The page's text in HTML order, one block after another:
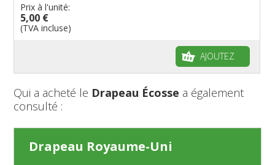
Prix à l'unité:
5,00 €
(TVA incluse)
AJOUTEZ
Qui a acheté le Drapeau Écosse a également
consulté :
Drapeau Royaume-Uni